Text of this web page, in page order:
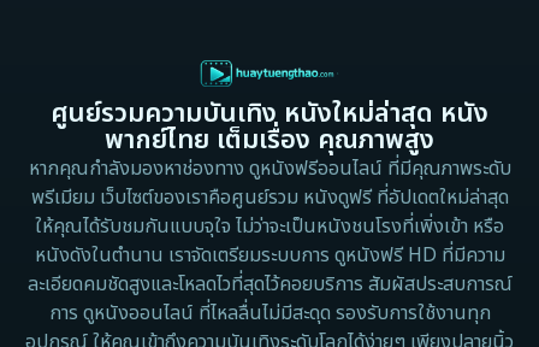
ศูนย์รวมความบันเทิง หนังใหม่ล่าสุด หนัง
พากย์ไทย เต็มเรื่อง คุณภาพสูง
หากคุณกำลังมองหาช่องทาง ดูหนังฟรีออนไลน์ ที่มีคุณภาพระดับ
พรีเมียม เว็บไซต์ของเราคือศูนย์รวม หนังดูฟรี ที่อัปเดตใหม่ล่าสุด
ให้คุณได้รับชมกันแบบจุใจ ไม่ว่าจะเป็นหนังชนโรงที่เพิ่งเข้า หรือ
หนังดังในตำนาน เราจัดเตรียมระบบการ ดูหนังฟรี HD ที่มีความ
ละเอียดคมชัดสูงและโหลดไวที่สุดไว้คอยบริการ สัมผัสประสบการณ์
การ ดูหนังออนไลน์ ที่ไหลลื่นไม่มีสะดุด รองรับการใช้งานทุก